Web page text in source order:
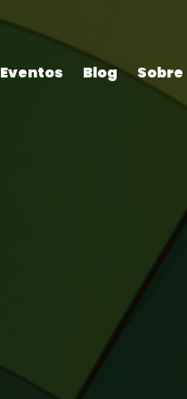
Eventos Blog Sobre